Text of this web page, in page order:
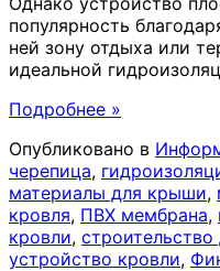
популярность
ней зону отдыха или
идеальной
Подробнее »
Опубликовано в
черепица,
материалы для крыши,
кровля, ПВХ мембрана,
кровли,
устройство кровли,